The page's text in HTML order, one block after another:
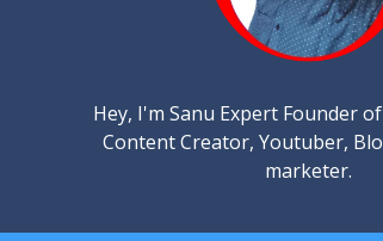
Hey, I'm Sanu Expert Founder
Content Creator, Youtuber,
marketer.